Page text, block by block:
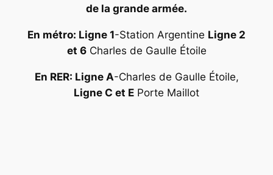
de la grande armée.
En métro: Ligne 1-Station Argentine Ligne 2
et 6Charles de Gaulle Étoile
En RER: Ligne A-Charles de Gaulle Étoile,
Ligne C et E Porte Maillot